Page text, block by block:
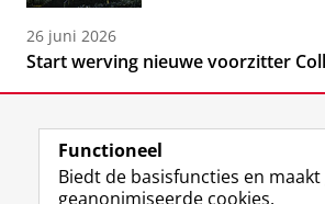
26 juni 2026
Start werving nieuwe voorzitter
Functioneel
Biedt de basisfuncties en
geanonimiseerde cookies.